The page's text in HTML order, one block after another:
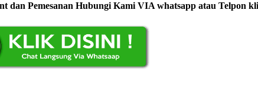
dan Pemesanan Hubungi Kami VIA whatsapp atau Telpon